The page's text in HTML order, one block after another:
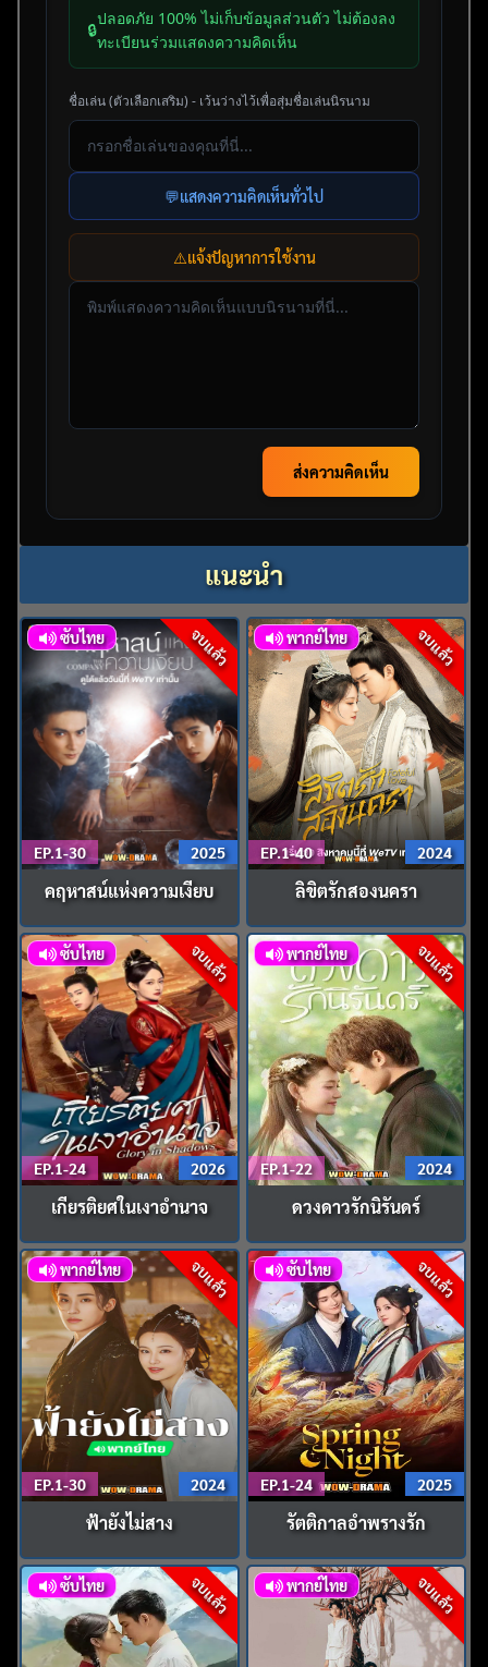
🔒
ปลอดภัย 100% ไม่เก็บข้อมูลส่วนตัว ไม่ต้องลง
ทะเบียนร่วมแสดงความคิดเห็น
ชื่อเล่น (ตัวเลือกเสริม) - เว้นว่างไว้เพื่อสุ่มชื่อเล่นนิรนาม
💬แสดงความคิดเห็นทั่วไป
⚠️แจ้งปัญหาการใช้งาน
ส่งความคิดเห็น
แนะนำ
จบแล้ว
ซับไทย
EP.1-30 2025
คฤหาสน์แห่งความเงียบ
จบแล้ว
พากย์ไทย
EP.1-40 2024
ลิขิตรักสองนครา
จบแล้ว
ซับไทย
EP.1-24 2026
เกียรติยศในเงาอำนาจ
จบแล้ว
พากย์ไทย
EP.1-22 2024
ดวงดาวรักนิรันดร์
จบแล้ว
พากย์ไทย
EP.1-30 2024
ฟ้ายังไม่สาง
จบแล้ว
ซับไทย
EP.1-24 2025
รัตติกาลอำพรางรัก
จบแล้ว
ซับไทย จบแล้ว
พากย์ไทย